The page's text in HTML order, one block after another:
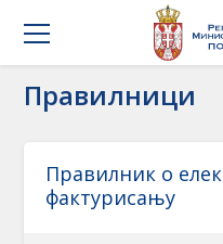
Правилници
Правилник о
фактурисању